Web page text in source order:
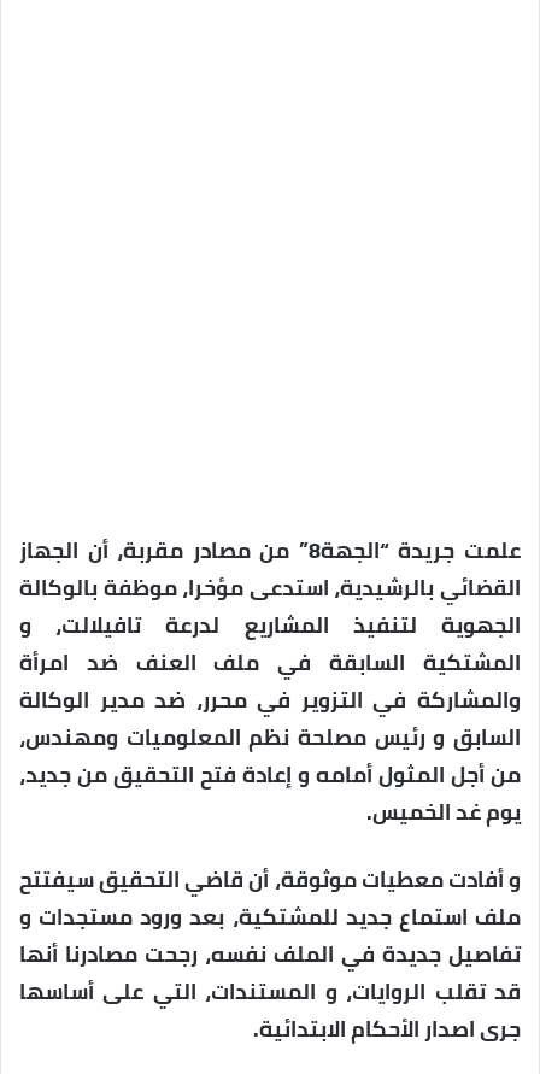
علمت جريدة “الجهة8” من مصادر مقربة، أن الجهاز
القضائي بالرشيدية، استدعى مؤخرا، موظفة بالوكالة
الجهوية لتنفيذ المشاريع لدرعة تافيلالت، و
المشتكية السابقة في ملف العنف ضد امرأة
والمشاركة في التزوير في محرر، ضد مدير الوكالة
السابق و رئيس مصلحة نظم المعلوميات ومهندس،
من أجل المثول أمامه و إعادة فتح التحقيق من جديد،
يوم غد الخميس.
و أفادت معطيات موثوقة، أن قاضي التحقيق سيفتتح
ملف استماع جديد للمشتكية، بعد ورود مستجدات و
تفاصيل جديدة في الملف نفسه، رجحت مصادرنا أنها
قد تقلب الروايات، و المستندات، التي على أساسها
جرى اصدار الأحكام الابتدائية.